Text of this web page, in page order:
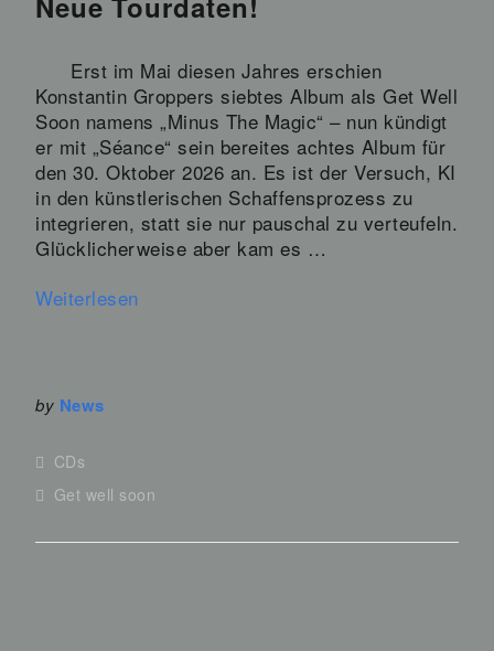
Erst im Mai diesen Jahres erschien
Konstantin Groppers siebtes Album als Get Well
Soon namens „Minus The Magic“ – nun kündigt
er mit „Séance“ sein bereites achtes Album für
den 30. Oktober 2026 an. Es ist der Versuch, KI
in den künstlerischen Schaffensprozess zu
integrieren, statt sie nur pauschal zu verteufeln.
Glücklicherweise aber kam es …
Weiterlesen
by News
CDs
Get well soon